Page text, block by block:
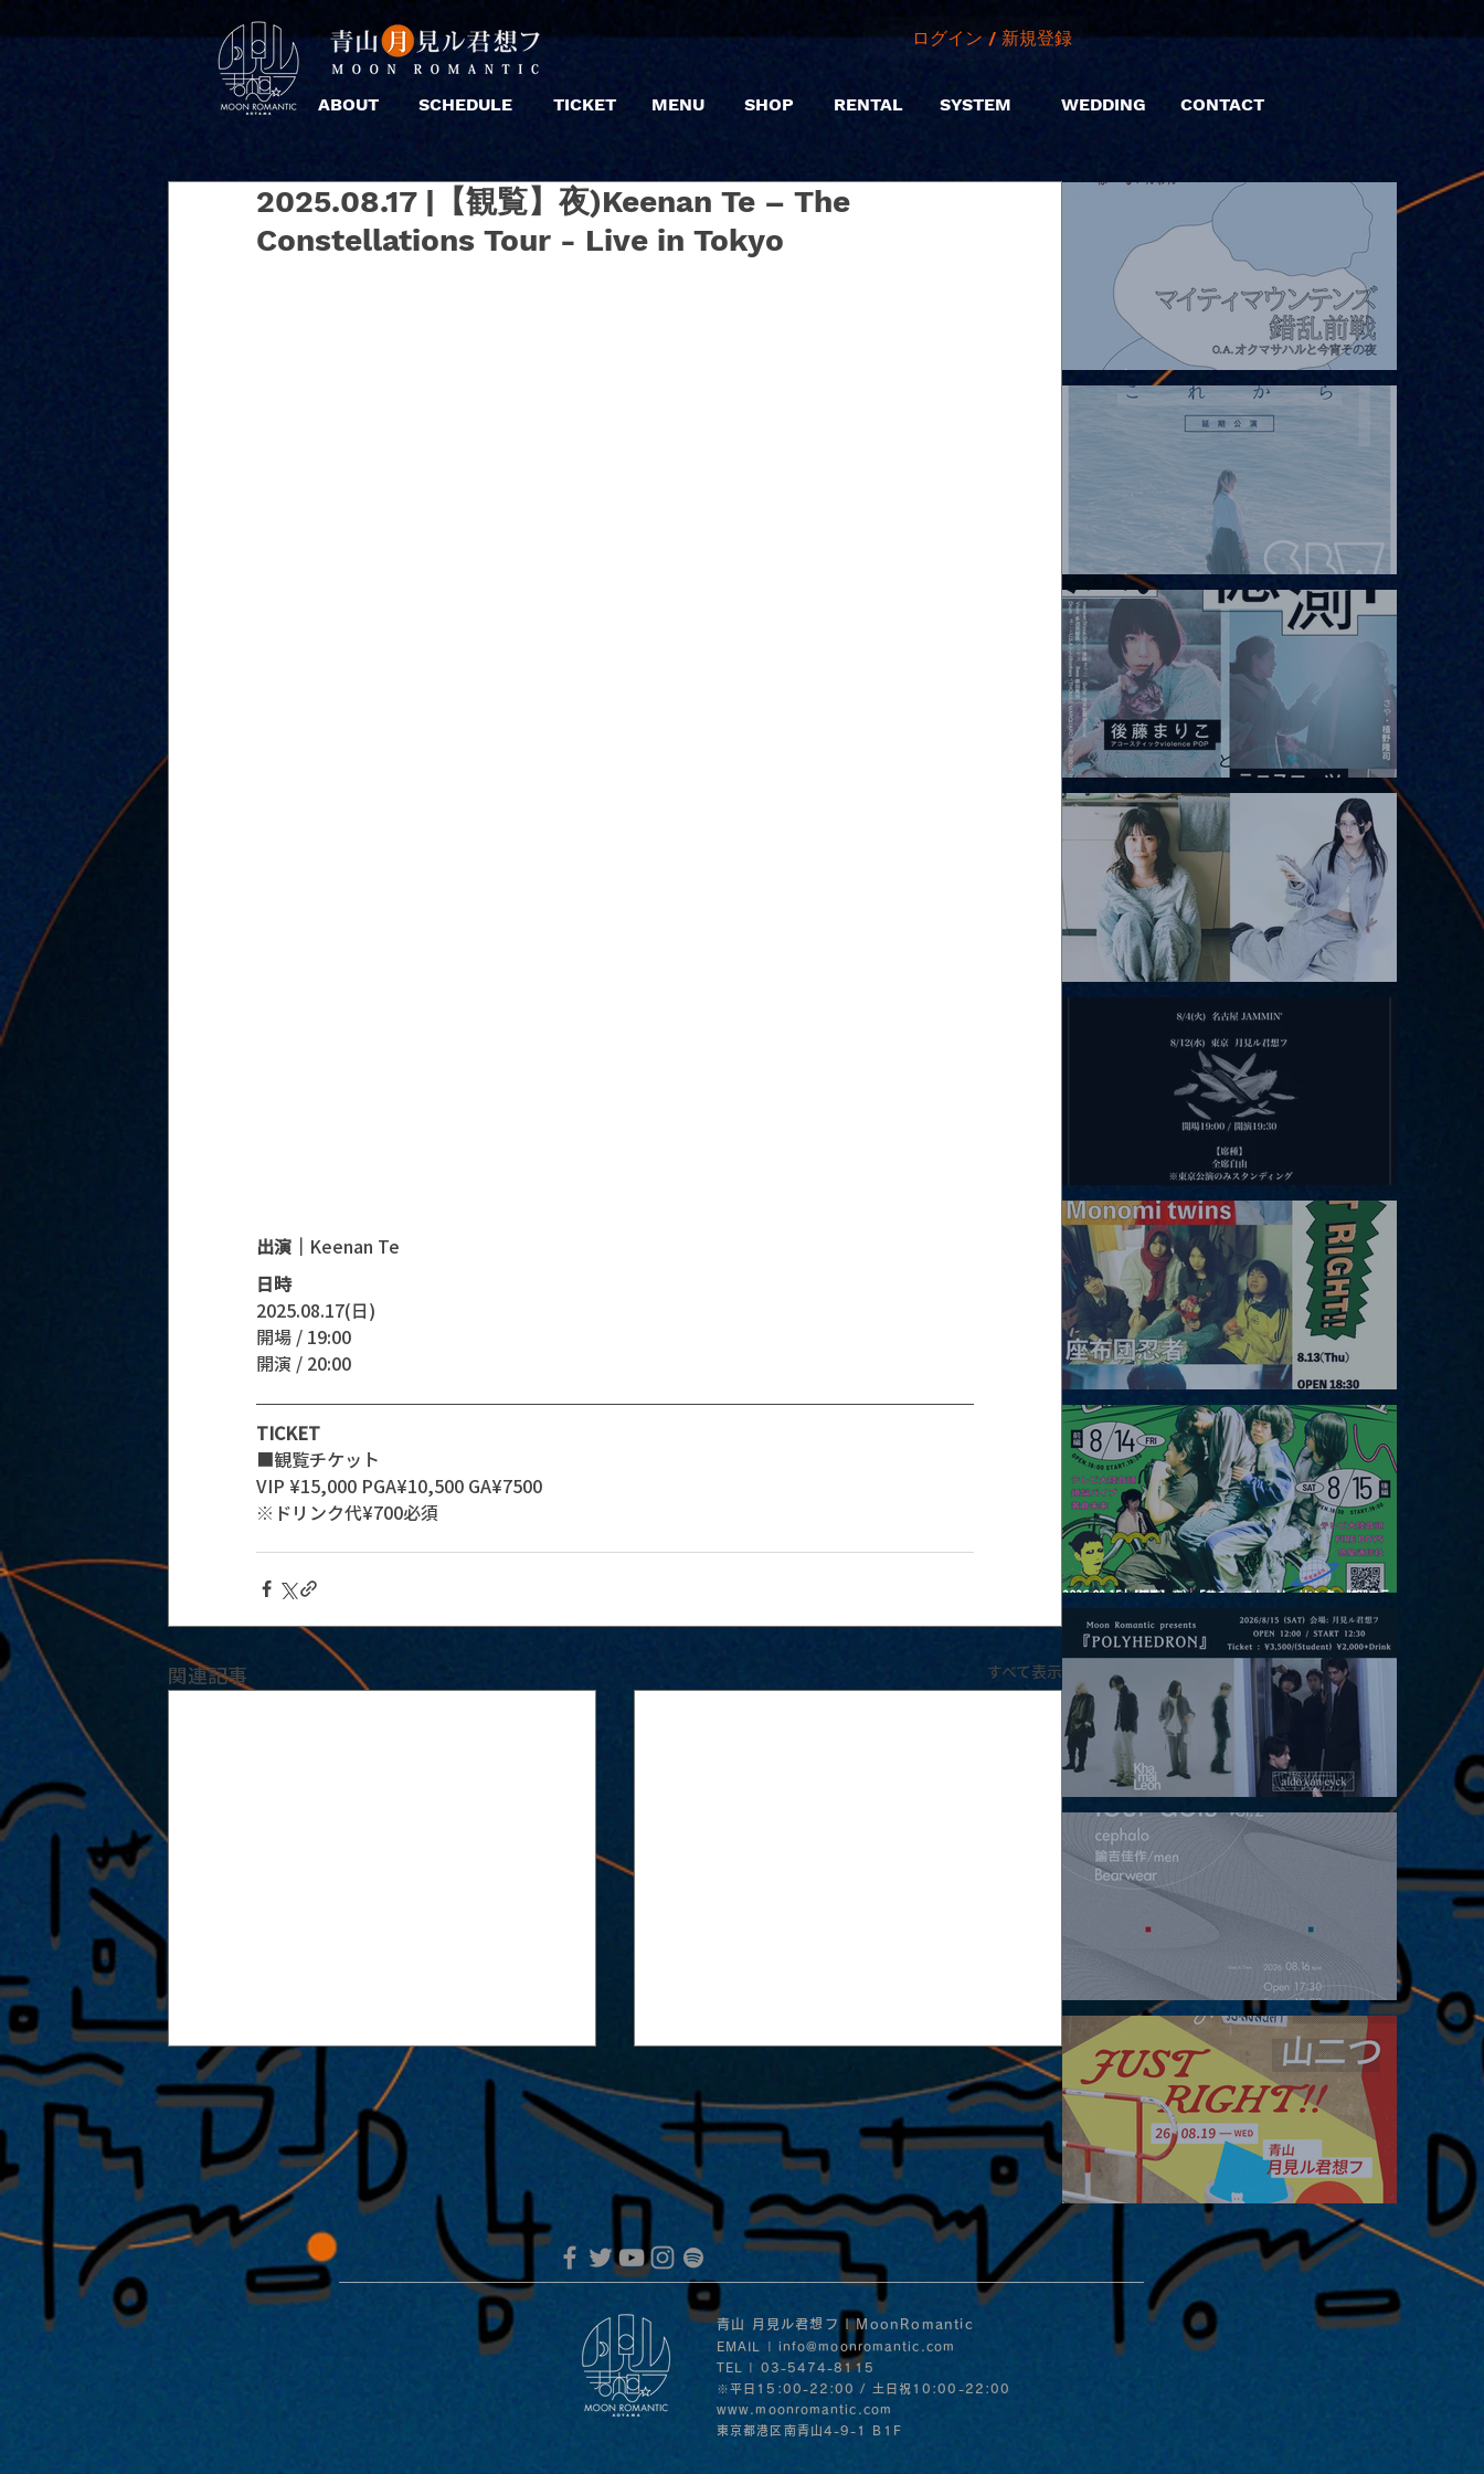
ABOUT SCHEDULE TICKET MENU SHOP
ログイン / 新規登録
RENTAL SYSTEM WEDDING CONTACT
2025.08.17 |【観覧】夜)Keenan Te – The
Constellations Tour - Live in Tokyo
出演｜ Keenan Te
日時
2025.08.17(日)
開場 / 19:00
開演 / 20:00
TICKET
■観覧チケット
VIP ¥15,000 PGA¥10,500 GA¥7500
※ドリンク代¥700必須
関連記事 すべて表示
2025.08.01 |【観覧】51brothers 『生き
2025.08.02 |【観覧+配信】昼）はまた
く1stワンマンライブ“82JAM”
2026.08.07 |【観覧】マイティマウンテンズpresents. “HALL-IN-
2026.08.08 |【観覧】Oaiko pre.「これから」延期公演 Blurred
City Lights × 17歳とベルリンの壁
2026.08.10 |【観覧】「巷のmyストーリー/風の憶測1～後藤まりこ
アコースティックviolence POPとテニスコーツ」
2026.08.12 |【観覧】田澤孝介 ソロワンマン 「Ballad Box 2026」
2026.08.13 |【観覧】JUST RIGHT!! vol.26
2026.08.15 |【観覧】夜）『巷のmyストーリー/センター"訳"フラ
ッシュ⚡️後編』
2026.08.15 |【観覧】昼）月見ルpre.『POLYHEDRON』
2026.08.16 |【観覧】夜）four dots vol.2
2026.08.19 |【観覧】JUST RIGHT!! vol.27
青山 月見ル君想フ | MoonRomantic
EMAIL |
info@moonromantic.com
TEL | 03-5474-8115
※平日15:00-22:00 / 土日祝10:00-22:00
www.moonromantic.com
​東京都港区南青山4-9-1 B1F